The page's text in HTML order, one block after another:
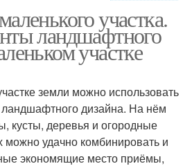
участка.
ландшафтного
участке
земли можно использовать
дизайна. На нём
кусты, деревья и огородные
можно удачно комбинировать и
экономящие место приёмы,